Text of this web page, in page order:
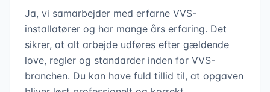
Ja, vi samarbejder med erfarne VVS-
installatører og har mange års erfaring. Det
sikrer, at alt arbejde udføres efter gældende
love, regler og standarder inden for VVS-
branchen. Du kan have fuld tillid til, at opgaven